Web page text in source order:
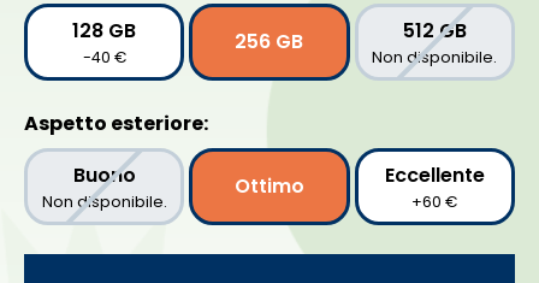
128 GB
-40 €
256 GB 512 GB
Non disponibile.
Aspetto esteriore:
Buono
Non disponibile.
Ottimo Eccellente
+60 €